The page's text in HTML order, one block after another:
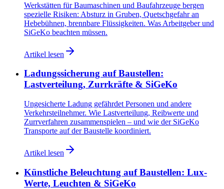
Werkstätten für Baumaschinen und Baufahrzeuge bergen
spezielle Risiken: Absturz in Gruben, Quetschgefahr an
Hebebühnen, brennbare Flüssigkeiten. Was Arbeitgeber und
SiGeKo beachten müssen.
Artikel lesen
Ladungssicherung auf Baustellen:
Lastverteilung, Zurrkräfte & SiGeKo
Ungesicherte Ladung gefährdet Personen und andere
Verkehrsteilnehmer. Wie Lastverteilung, Reibwerte und
Zurrverfahren zusammenspielen – und wie der SiGeKo
Transporte auf der Baustelle koordiniert.
Artikel lesen
Künstliche Beleuchtung auf Baustellen: Lux-
Werte, Leuchten & SiGeKo